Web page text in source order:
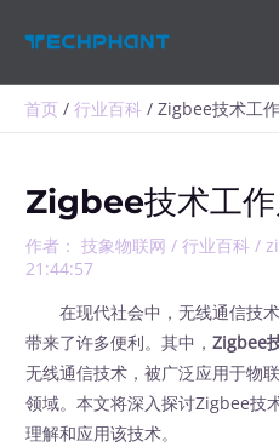
首页 行业百科 Zigbee技术工
Zigbee技术工作
作者： 技象物联网/行业百科 /
21:44:57
在现代社会中，无线通信技术
带来了许多便利。其中，Zigbee
无线通信技术，被广泛应用于物
领域。本文将深入探讨Zigbee技
理解和应用该技术。